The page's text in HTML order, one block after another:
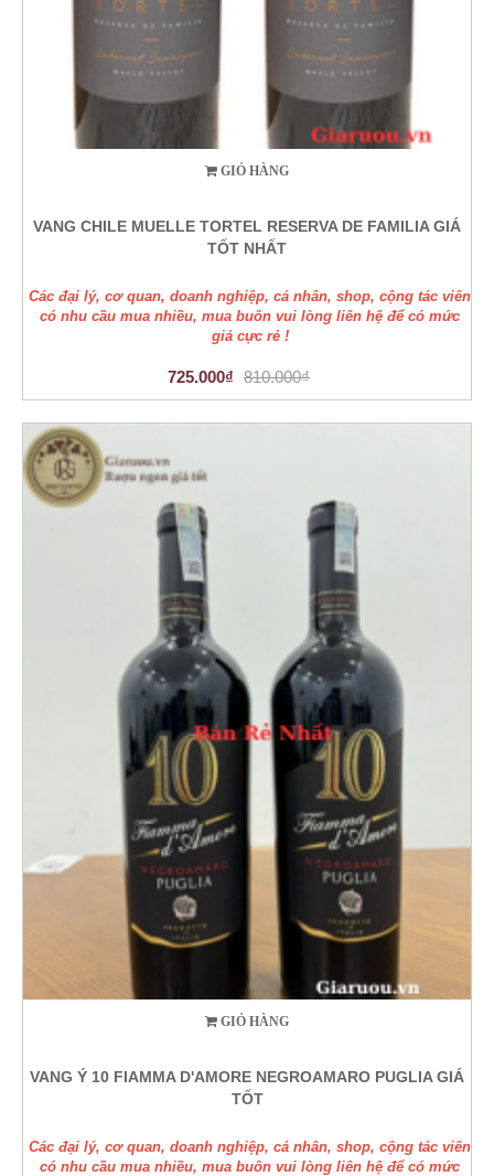
GIỎ HÀNG
VANG CHILE MUELLE TORTEL RESERVA DE FAMILIA GIÁ
TỐT NHẤT
Các đại lý, cơ quan, doanh nghiệp, cá nhân, shop, cộng tác viên
có nhu cầu mua nhiều, mua buôn vui lòng liên hệ để có mức
giá cực rẻ !
725.000₫ 810.000₫
GIỎ HÀNG
VANG Ý 10 FIAMMA D'AMORE NEGROAMARO PUGLIA GIÁ
TỐT
Các đại lý, cơ quan, doanh nghiệp, cá nhân, shop, cộng tác viên
có nhu cầu mua nhiều, mua buôn vui lòng liên hệ để có mức